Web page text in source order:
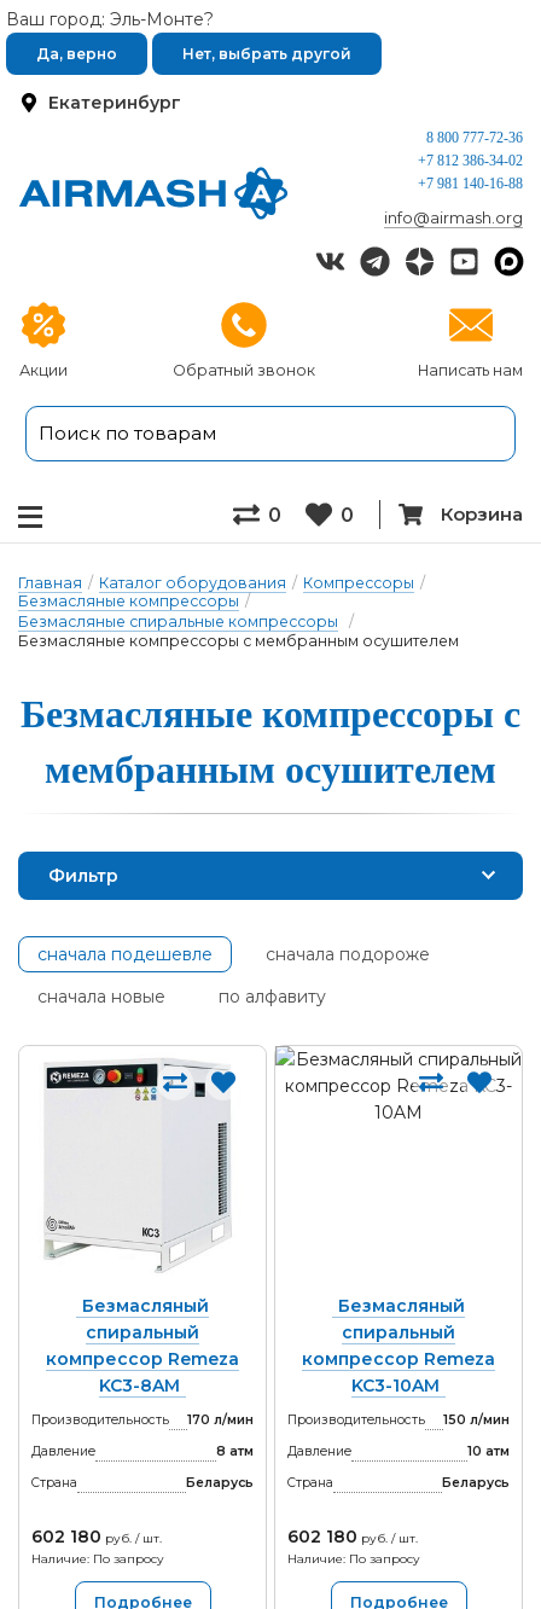
Екатеринбург
Ваш город: Эль-Монте?
Да, верно Нет, выбрать другой
Акции Обратный звонок Написать нам
8 800 777-72-36
+7 812 386-34-02
+7 981 140-16-88
info@airmash.org
0 0 Корзина
Главная / Каталог оборудования / Компрессоры /
Безмасляные компрессоры /
Безмасляные спиральные компрессоры
/
Безмасляные компрессоры с мембранным осушителем
Безмасляные ком­прес­со­ры с
мем­бран­ным о­су­ши­те­лем
Фильтр
сначала подешевле
сначала подороже
сначала новые
по алфавиту
Безмасляный
спиральный
компрессор Remeza
KC3-8AM
Производительность
170 л/мин
Давление
8 атм
Страна
Беларусь
602 180 руб. / шт.
Наличие: По запросу
Подробнее
Безмасляный
спиральный
компрессор Remeza
KC3-10AM
Производительность
150 л/мин
Давление
10 атм
Страна
Беларусь
602 180 руб. / шт.
Наличие: По запросу
Подробнее